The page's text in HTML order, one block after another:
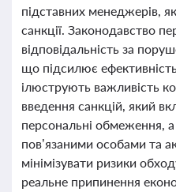
підставних менеджерів,
санкції. Законодавство
відповідальність за
що підсилює
ілюструють важливість
введення санкцій, який
персональні обмеження,
пов’язаними особами та
мінімізувати ризики
реальне припинення